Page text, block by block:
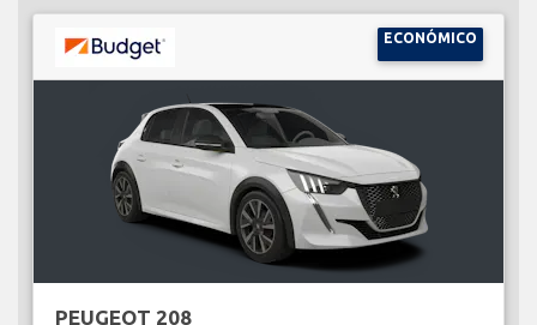
ECONÓMICO
PEUGEOT 208